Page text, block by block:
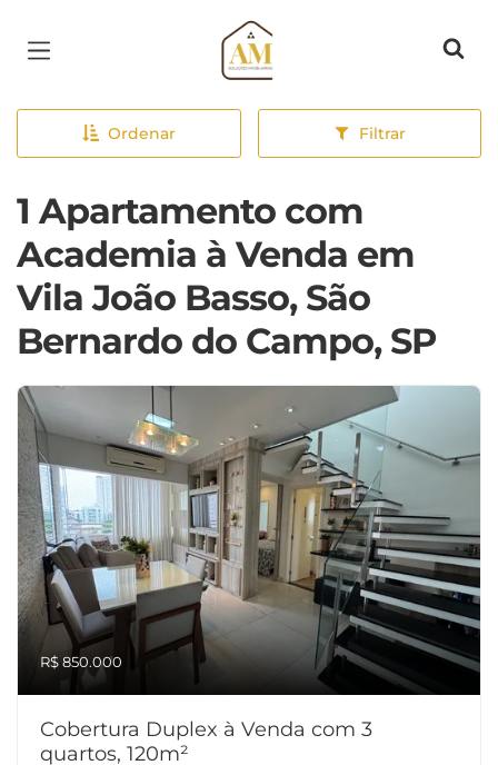
Página inicial
Ordenar Filtrar
1 Apartamento com
Academia à Venda em
Vila João Basso, São
Bernardo do Campo, SP
R$ 850.000
Cobertura Duplex à Venda com 3
quartos, 120m²